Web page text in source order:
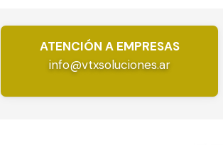
ATENCIÓN A EMPRESAS
info@vtxsoluciones.ar